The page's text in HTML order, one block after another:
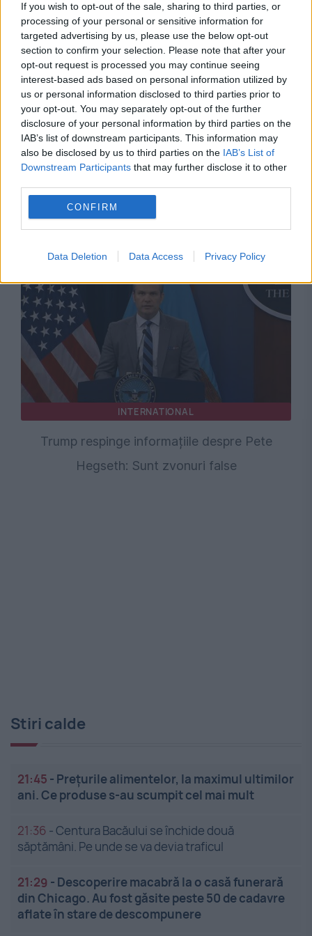
If you wish to opt-out of the sale, sharing to third parties, or
processing of your personal or sensitive information for
targeted advertising by us, please use the below opt-out
section to confirm your selection. Please note that after your
opt-out request is processed you may continue seeing
interest-based ads based on personal information utilized by
us or personal information disclosed to third parties prior to
your opt-out. You may separately opt-out of the further
disclosure of your personal information by third parties on the
IAB’s list of downstream participants. This information may
also be disclosed by us to third parties on the IAB’s List of
Downstream Participants that may further disclose it to other
CONFIRM
Data Deletion Data Access Privacy Policy
INTERNATIONAL
Cine ar putea pierde dreptul la cetățenia
americană. Trump revine cu o măsură
INTERNATIONAL
Trump respinge informațiile despre Pete
Hegseth: Sunt zvonuri false
Stiri calde
21:45 - Prețurile alimentelor, la maximul ultimilor
ani. Ce produse s-au scumpit cel mai mult
21:36 -Centura Bacăului se închide două
săptămâni. Pe unde se va devia traficul
21:29 - Descoperire macabră la o casă funerară
din Chicago. Au fost găsite peste 50 de cadavre
aflate în stare de descompunere